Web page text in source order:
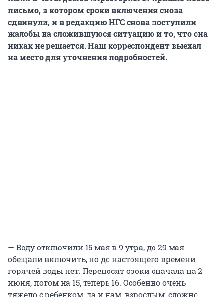
письмо, в котором сроки включения снова
сдвинули, и в редакцию НГС снова поступили
жалобы на сложившуюся ситуацию и то, что она
никак не решается. Наш корреспондент выехал
на место для уточнения подробностей.
— Воду отключили 15 мая в 9 утра, до 29 мая
обещали включить, но до настоящего времени
горячей воды нет. Переносят сроки сначала на 2
июня, потом на 15, теперь 16. Особенно очень
тяжело с ребенком, да и нам, взрослым, сложно.